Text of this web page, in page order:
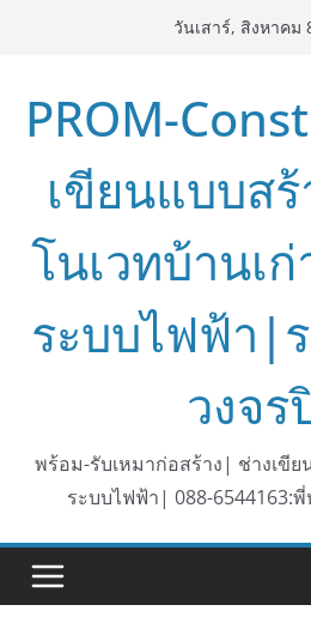
วันเสาร์, สิงหาคม
PROM-
เขียนแบบส
โนเวทบ้านเ
ระบบไฟฟ้า|
วงจร
พร้อม-รับเหมาก่อสร้าง| ช่างเขีย
ระบบไฟฟ้า| 088-6544163:พี่